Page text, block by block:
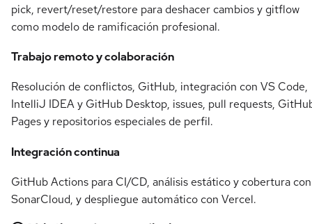
pick, revert/reset/restore para deshacer cambios y gitflow
como modelo de ramificación profesional.
Trabajo remoto y colaboración
Resolución de conflictos, GitHub, integración con VS Code,
IntelliJ IDEA y GitHub Desktop, issues, pull requests,
Pages y repositorios especiales de perfil.
Integración continua
GitHub Actions para CI/CD, análisis estático y cobertura con
SonarCloud, y despliegue automático con Vercel.